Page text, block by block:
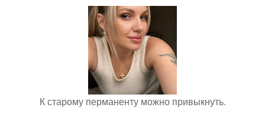
К старому перманенту можно привыкнуть.